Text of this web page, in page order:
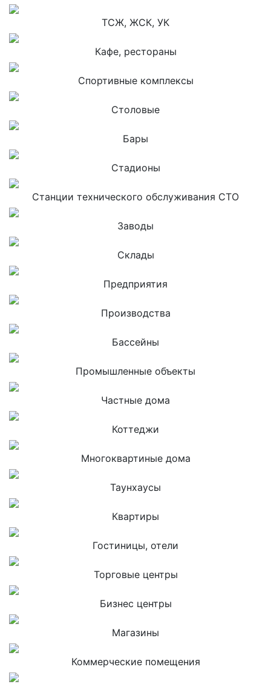
ТСЖ, ЖСК, УК
Кафе, рестораны
Спортивные комплексы
Столовые
Бары
Стадионы
Станции технического обслуживания СТО
Заводы
Склады
Предприятия
Производства
Бассейны
Промышленные объекты
Частные дома
Коттеджи
Многоквартиные дома
Таунхаусы
Квартиры
Гостиницы, отели
Торговые центры
Бизнес центры
Магазины
Коммерческие помещения